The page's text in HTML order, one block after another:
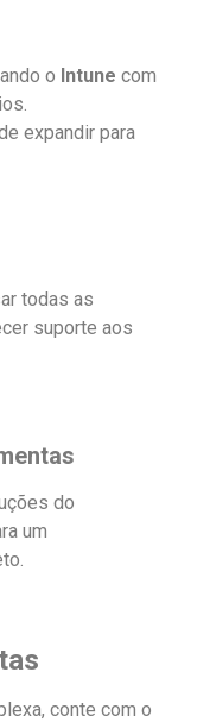
o Intune com
expandir para
todas as
suporte aos
do
um
conte com o